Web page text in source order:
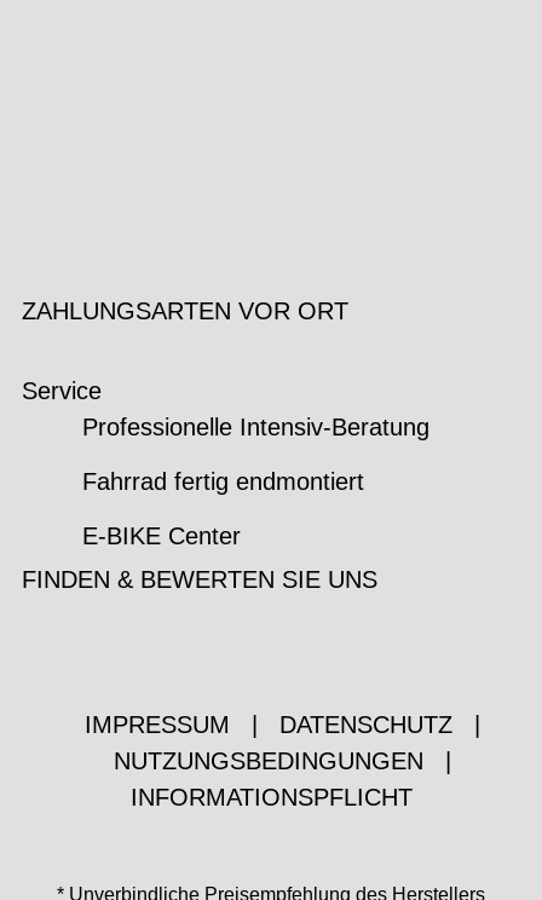
ZAHLUNGSARTEN VOR ORT
Service
Professionelle Intensiv-Beratung
Fahrrad fertig endmontiert
E-BIKE Center
FINDEN & BEWERTEN SIE UNS
IMPRESSUM DATENSCHUTZ
NUTZUNGSBEDINGUNGEN
INFORMATIONSPFLICHT
* Unverbindliche Preisempfehlung des Herstellers